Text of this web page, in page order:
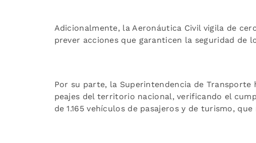
Adicionalmente, la Aeronáutica Civil vigila de
prever acciones que garanticen la seguridad de
Por su parte, la Superintendencia de
peajes del territorio nacional, verificando el
de 1.165 vehículos de pasajeros y de turismo,